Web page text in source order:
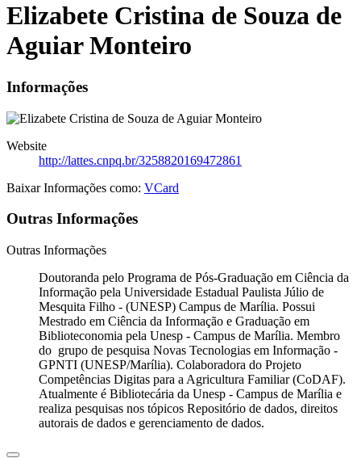
Elizabete Cristina de Souza de
Aguiar Monteiro
Informações
Website
http://lattes.cnpq.br/3258820169472861
Baixar Informações como: VCard
Outras Informações
Outras Informações
Doutoranda pelo Programa de Pós-Graduação em Ciência da
Informação pela Universidade Estadual Paulista Júlio de
Mesquita Filho - (UNESP) Campus de Marília. Possui
Mestrado em Ciência da Informação e Graduação em
Biblioteconomia pela Unesp - Campus de Marília. Membro
do grupo de pesquisa Novas Tecnologias em Informação -
GPNTI (UNESP/Marília). Colaboradora do Projeto
Competências Digitas para a Agricultura Familiar (CoDAF).
Atualmente é Bibliotecária da Unesp - Campus de Marília e
realiza pesquisas nos tópicos Repositório de dados, direitos
autorais de dados e gerenciamento de dados.